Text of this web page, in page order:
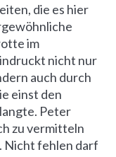
die es hier
im
nicht nur
auch durch
einst den
Peter
zu vermitteln
Nicht fehlen darf